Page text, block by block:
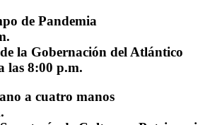
de Pandemia
la Gobernación del Atlántico
las 8:00 p.m.
a cuatro manos